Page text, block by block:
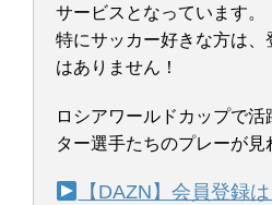
サービスとなっています。
特にサッカー好きな方は、
はありません！
ロシアワールドカップで活
ター選手たちのプレーが見
【DAZN】会員登録